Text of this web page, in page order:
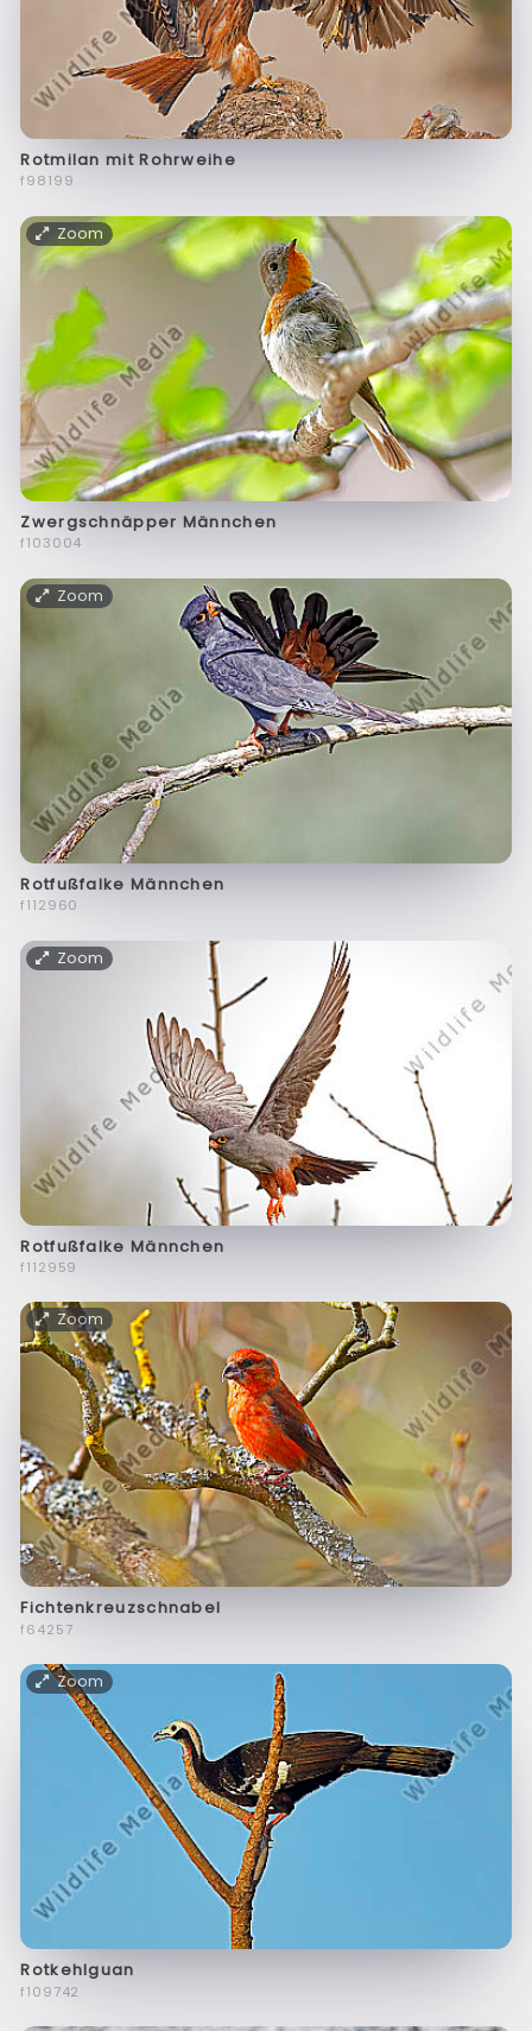
Rotmilan mit Rohrweihe
f98199
Zoom
Zwergschnäpper Männchen
f103004
Zoom
Rotfußfalke Männchen
f112960
Zoom
Rotfußfalke Männchen
f112959
Zoom
Fichtenkreuzschnabel
f64257
Zoom
Rotkehlguan
f109742